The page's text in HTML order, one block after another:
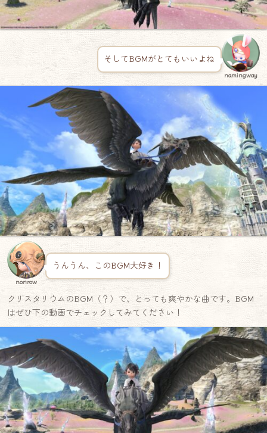
そしてBGMがとてもいいよね
namingway
norirow
うんうん、このBGM大好き！
クリスタリウムのBGM（？）で、とっても爽やかな曲です。BGM
はぜひ下の動画でチェックしてみてください！